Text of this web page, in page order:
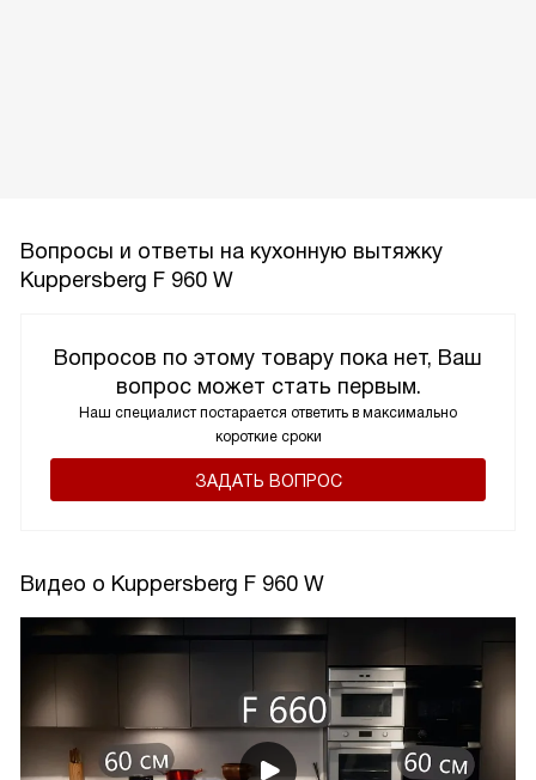
Вопросы и ответы на кухонную вытяжку
Kuppersberg F 960 W
Вопросов по этому товару пока нет, Ваш
вопрос может стать первым.
Наш специалист постарается ответить в максимально
короткие сроки
ЗАДАТЬ ВОПРОС
Видео о Kuppersberg F 960 W